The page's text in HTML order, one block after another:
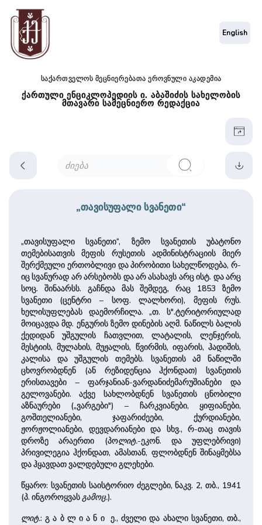
საქართველოს მეცნიერებათა ეროვნული აკადემია
ქართული ენციკლოპედიის ი. აბაშიძის სახელობის
მთავარი სამეცნიერო რედაქცია
English
„თავისუფალი სვანეთი“
„თავისუფალი სვანეთი“, ზემო სვანეთის უბატონო
თემებისათვის მეფის რუსეთის ადმინისტრაციის მიერ
შერქმეული ერთობლივი და პირობითი სახელწოდება, რ-
იც სვანურად არ არსებობს და არ ასახავს არც ისტ. და არც
სოც. შინაარსს. გაჩნდა მას შემდეგ, რაც 1853 ზემო
სვანეთი (ცენტრი – სოფ. ლალხორი), მეფის რუს.
ხელისუფლებას დაემორჩილა. „თ. ს".ტერიტორიულად
მოიცავდა მდ. ენგურის ზემო დინების აღმ. ნაწილს ბალის
ქედიდან უშგულის ჩათვლით, ლატალის, ლენჯერის,
მესტიის, მულახის, მუჟალის, წვირმის, იფარის, ჰადიშის,
კალისა და უშგულის თემებს. სვანეთის ამ ნაწილში
ცხოვრობდნენ (ან რეზიდენცია ჰქონდათ) სვანეთის
ერისთავები – ფარჯანიან-ვარდანიძემარუშიანები და
გელოვანები. აქვე სახლობდნენ სვანეთის ცნობილი
აზნაურები („ვარგები") – ჩარკვიანები, ყიფიანები,
გოშთელიანები, ჯაფარიძეები, ქურდიანები,
ჟორჟოლიანები, დევდარიანები და სხვ., რ-თაც თავის
დროზე არაერთი (პოლიტ.-ეკონ. და უფლებრივი)
პრივილეგია ჰქონდათ, ამასთან, ფლობდნენ შინაყმებსა
და ჰყავდათ ვალდებული გლეხები.
წყა­რო: სვანეთის საისტორიო ძეგლები, ნაკვ. 2, თბ., 1941
(პ. ინგოროყვასგამოც.).
ლიტ.: გ ა ბ ლ ი ა ნ ი ე., ძველი და ახალი სვანეთი, თბ.,